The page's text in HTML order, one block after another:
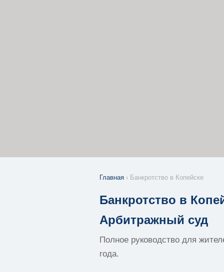
Главная › Банкротство в Копейске
Банкротство в
Арбитражный суд
Полное руководство для
года.